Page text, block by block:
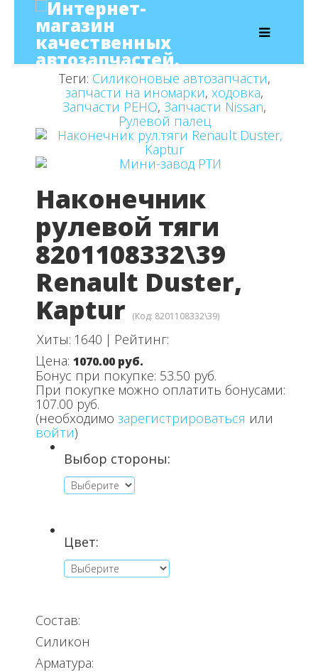
Теги: Силиконовые автозапчасти,
запчасти на иномарки, ходовка,
Запчасти РЕНО, Запчасти Nissan,
Рулевой палец
Наконечник
рулевой тяги
8201108332\39
Renault Duster,
Kaptur (Код: 8201108332\39)
Хиты: 1640 | Рейтинг:
Цена: 1070.00 руб.
Бонус при покупке: 53.50 руб.
При покупке можно оплатить бонусами:
107.00 руб.
(необходимо зарегистрироваться или
войти)
Выбор стороны:
Цвет:
Состав:
Силикон
Арматура: